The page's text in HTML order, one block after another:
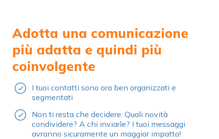
Adotta una comunicazione
più adatta e quindi più
coinvolgente
I tuoi contatti sono ora ben organizzati e
segmentati
Non ti resta che decidere: Quali novità
condividere? A chi inviarle? I tuoi messaggi
avranno sicuramente un maggior impatto!